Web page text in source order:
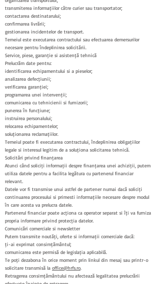
transmiterea informațiilor către curier sau transportator;
contactarea destinatarului;
confirmarea livrării;
gestionarea incidentelor de transport.
Temeiul este executarea contractului sau efectuarea demersurilor
necesare pentru îndeplinirea solicitării.
Service, piese, garanție și asistență tehnică
Prelucrăm date pentru:
identificarea echipamentului și a pieselor;
analizarea defecțiunii;
verificarea garanției;
programarea unei intervenții;
comunicarea cu tehnicienii și furnizorii;
punerea în funcțiune;
instruirea personalului;
relocarea echipamentelor;
soluționarea reclamațiilor.
Temeiul poate fi executarea contractului, îndeplinirea obligațiilor
legale și interesul legitim de a soluționa solicitarea tehnică.
Solicitări privind finanțarea
Atunci când soliciți informații despre finanțarea unei achiziții, putem
utiliza datele pentru a facilita legătura cu partenerul financiar
relevant.
Datele vor fi transmise unui astfel de partener numai dacă soliciți
continuarea procesului și primești informațiile necesare despre modul
în care acesta va prelucra datele.
Partenerul financiar poate acționa ca operator separat și îți va furniza
propria informare privind protecția datelor.
Comunicări comerciale și newsletter
Putem transmite noutăți, oferte și informații comerciale dacă:
ți-ai exprimat consimțământul;
comunicarea este permisă de legislația aplicabilă.
Te poți dezabona în orice moment prin linkul din mesaj sau printr-o
solicitare transmisă la office@hrfs.ro.
Retragerea consimțământului nu afectează legalitatea prelucrării